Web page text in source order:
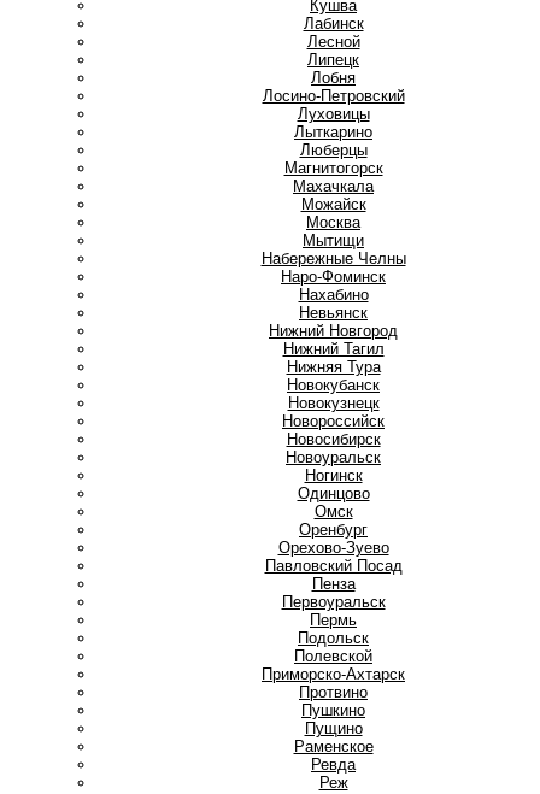
Кушва
Лабинск
Лесной
Липецк
Лобня
Лосино-Петровский
Луховицы
Лыткарино
Люберцы
Магнитогорск
Махачкала
Можайск
Москва
Мытищи
Набережные Челны
Наро-Фоминск
Нахабино
Невьянск
Нижний Новгород
Нижний Тагил
Нижняя Тура
Новокубанск
Новокузнецк
Новороссийск
Новосибирск
Новоуральск
Ногинск
Одинцово
Омск
Оренбург
Орехово-Зуево
Павловский Посад
Пенза
Первоуральск
Пермь
Подольск
Полевской
Приморско-Ахтарск
Протвино
Пушкино
Пущино
Раменское
Ревда
Реж